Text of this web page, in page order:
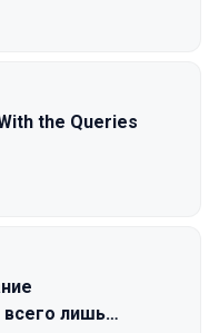
the Queries
всего лишь…